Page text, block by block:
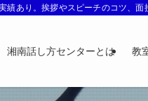
績あり。挨拶やスピーチのコツ、
湘南話し方センターとは 教